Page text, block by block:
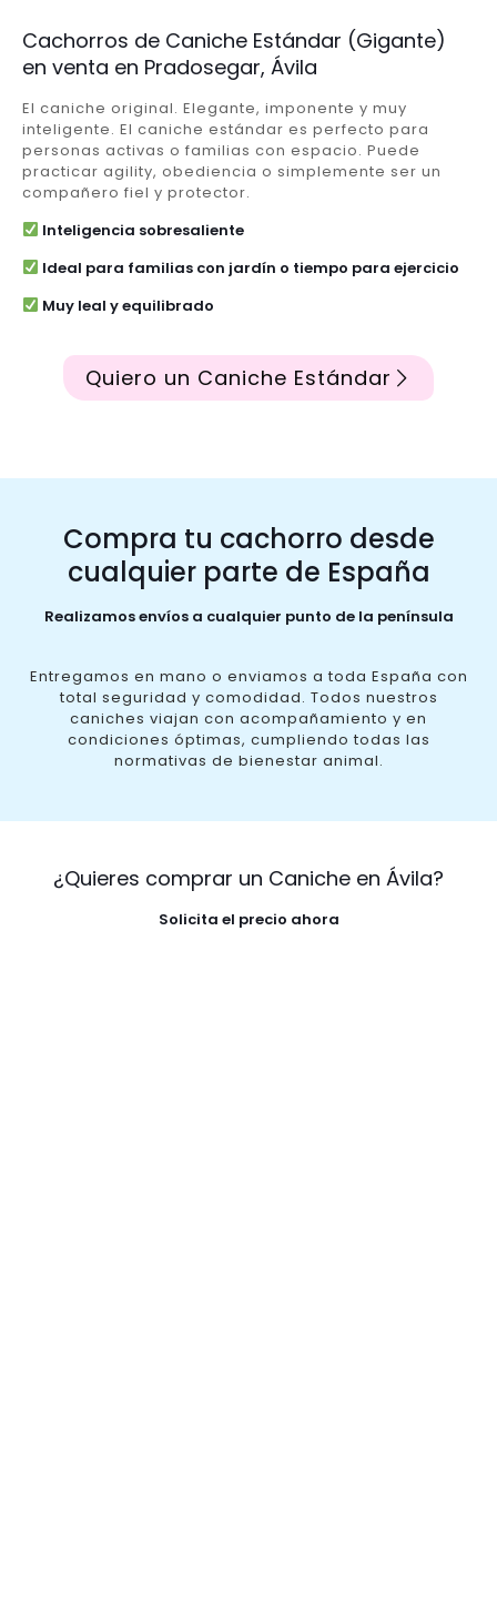
Cachorros de Caniche Estándar (Gigante)
en venta en Pradosegar, Ávila
El caniche original. Elegante, imponente y muy
inteligente. El caniche estándar es perfecto para
personas activas o familias con espacio. Puede
practicar agility, obediencia o simplemente ser un
compañero fiel y protector.
Inteligencia sobresaliente
Ideal para familias con jardín o tiempo para ejercicio
Muy leal y equilibrado
Quiero un Caniche Estándar
Compra tu cachorro desde
cualquier parte de España
Realizamos envíos a cualquier punto de la península
Entregamos en mano o enviamos a toda España con
total seguridad y comodidad. Todos nuestros
caniches viajan con acompañamiento y en
condiciones óptimas, cumpliendo todas las
normativas de bienestar animal.
¿Quieres comprar un Caniche en Ávila?
Solicita el precio ahora